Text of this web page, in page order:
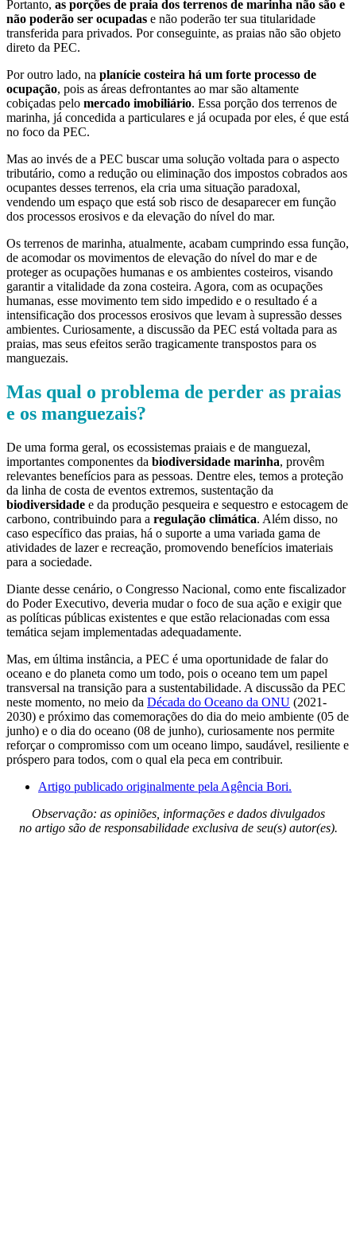
Portanto, as porções de praia dos terrenos de marinha não são e
não poderão ser ocupadas e não poderão ter sua titularidade
transferida para privados. Por conseguinte, as praias não são objeto
direto da PEC.
Por outro lado, na planície costeira há um forte processo de
ocupação, pois as áreas defrontantes ao mar são altamente
cobiçadas pelo mercado imobiliário. Essa porção dos terrenos de
marinha, já concedida a particulares e já ocupada por eles, é que está
no foco da PEC.
Mas ao invés de a PEC buscar uma solução voltada para o aspecto
tributário, como a redução ou eliminação dos impostos cobrados aos
ocupantes desses terrenos, ela cria uma situação paradoxal,
vendendo um espaço que está sob risco de desaparecer em função
dos processos erosivos e da elevação do nível do mar.
Os terrenos de marinha, atualmente, acabam cumprindo essa função,
de acomodar os movimentos de elevação do nível do mar e de
proteger as ocupações humanas e os ambientes costeiros, visando
garantir a vitalidade da zona costeira. Agora, com as ocupações
humanas, esse movimento tem sido impedido e o resultado é a
intensificação dos processos erosivos que levam à supressão desses
ambientes. Curiosamente, a discussão da PEC está voltada para as
praias, mas seus efeitos serão tragicamente transpostos para os
manguezais.
Mas qual o problema de perder as praias
e os manguezais?
De uma forma geral, os ecossistemas praiais e de manguezal,
importantes componentes da biodiversidade marinha, provêm
relevantes benefícios para as pessoas. Dentre eles, temos a proteção
da linha de costa de eventos extremos, sustentação da
biodiversidade e da produção pesqueira e sequestro e estocagem de
carbono, contribuindo para a regulação climática. Além disso, no
caso específico das praias, há o suporte a uma variada gama de
atividades de lazer e recreação, promovendo benefícios imateriais
para a sociedade.
Diante desse cenário, o Congresso Nacional, como ente fiscalizador
do Poder Executivo, deveria mudar o foco de sua ação e exigir que
as políticas públicas existentes e que estão relacionadas com essa
temática sejam implementadas adequadamente.
Mas, em última instância, a PEC é uma oportunidade de falar do
oceano e do planeta como um todo, pois o oceano tem um papel
transversal na transição para a sustentabilidade. A discussão da PEC
neste momento, no meio da Década do Oceano da ONU (2021-
2030) e próximo das comemorações do dia do meio ambiente (05 de
junho) e o dia do oceano (08 de junho), curiosamente nos permite
reforçar o compromisso com um oceano limpo, saudável, resiliente e
próspero para todos, com o qual ela peca em contribuir.
Artigo publicado originalmente pela Agência Bori.
Observação: as opiniões, informações e dados divulgados
no artigo são de responsabilidade exclusiva de seu(s) autor(es).